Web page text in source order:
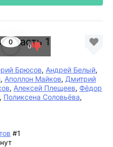
Часть 1
0
0
Брюсов, Андрей Белый,
, Аполлон Майков, Дмитрий
, Алексей Плещеев, Фёдор
, Поликсена Соловьёва,
#1